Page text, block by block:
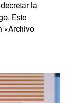
la
Este
«Archivo